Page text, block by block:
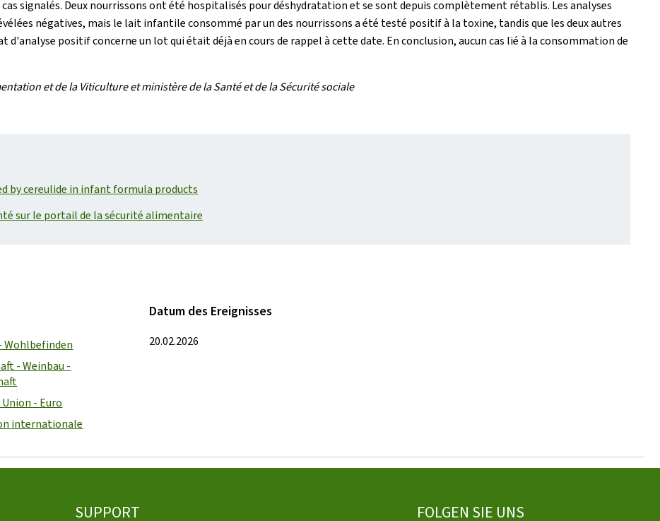
signalés. Deux nourrissons ont été hospitalisés pour déshydratation et se sont depuis complètement rétablis. Les analyses
négatives, mais le lait infantile consommé par un des nourrissons a été testé positif à la toxine, tandis que les deux autres
positif concerne un lot qui était déjà en cours de rappel à cette date. En conclusion, aucun cas lié à la consommation de
et de la Viticulture et ministère de la Santé et de la Sécurité sociale
by cereulide in infant formula products
sur le portail de la sécurité alimentaire
Wohlbefinden
- Weinbau -
- Euro
internationale
Datum des Ereignisses
20.02.2026
SUPPORT FOLGEN SIE UNS